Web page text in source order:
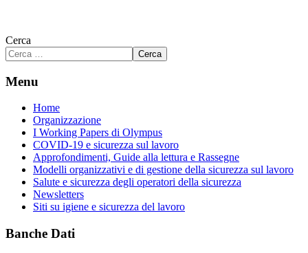
Cerca
Cerca
Menu
Home
Organizzazione
I Working Papers di Olympus
COVID-19 e sicurezza sul lavoro
Approfondimenti, Guide alla lettura e Rassegne
Modelli organizzativi e di gestione della sicurezza sul lavoro
Salute e sicurezza degli operatori della sicurezza
Newsletters
Siti su igiene e sicurezza del lavoro
Banche Dati